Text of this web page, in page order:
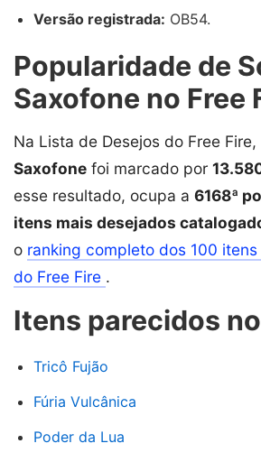
Versão registrada: OB54.
Popularidade de
Saxofone no Free
Na Lista de Desejos do Free Fire,
Saxofone foi marcado por
esse resultado, ocupa a 6168ª
itens mais desejados
o ranking completo dos 100
do Free Fire .
Itens parecidos
Tricô Fujão
Fúria Vulcânica
Poder da Lua